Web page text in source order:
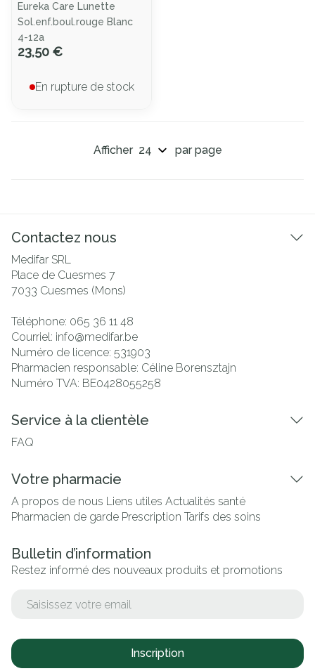
Eureka Care Lunette
Sol.enf.boul.rouge Blanc
4-12a
23,50 €
En rupture de stock
Afficher par page
Contactez nous
Medifar SRL
Place de Cuesmes 7
7033 Cuesmes (Mons)
Téléphone: 065 36 11 48
Courriel: info@medifar.be
Numéro de licence: 531903
Pharmacien responsable: Céline Borensztajn
Numéro TVA: BE0428055258
Service à la clientèle
FAQ
Votre pharmacie
A propos de nous Liens utiles Actualités santé
Pharmacien de garde Prescription Tarifs des soins
Bulletin d’information
Restez informé des nouveaux produits et promotions
Inscription